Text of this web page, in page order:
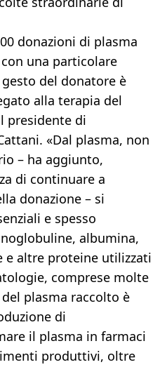
donazioni di plasma
una particolare
del donatore è
alla terapia del
presidente di
«Dal plasma, non
– ha aggiunto,
di continuare a
donazione – si
e spesso
albumina,
e altre proteine utilizzati
comprese molte
del plasma raccolto è
di
il plasma in farmaci
produttivi, oltre